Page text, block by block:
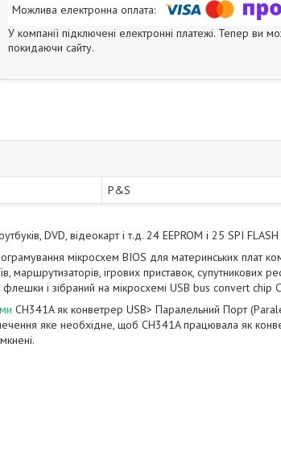
У компанії підключені електронні платежі. Тепер ви
покидаючи сайту.
P&S
DVD, відеокарт і т.д. 24 EEPROM і 25 SPI
мікросхем BIOS для материнських плат
маршрутизаторів, ігрових приставок, супутникових
і зібраний на мікросхемі USB bus convert chip
CH341A як конветрер USB> Паралельний Порт
яке необхідне, щоб CH341A працювала як